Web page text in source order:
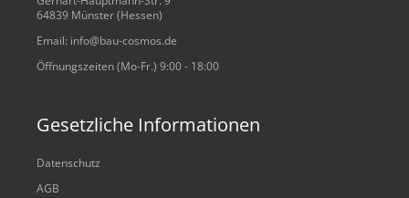
64839 Münster (Hessen)
Email: info@bau-cosmos.de
Öffnungszeiten (Mo-Fr.) 9:00 - 18:00
Gesetzliche Informationen
Datenschutz
AGB